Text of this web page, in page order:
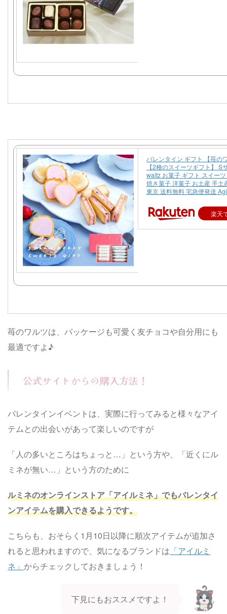
バレンタイン ギフト 【苺の
【2種のスイーツギフト】 S
waltz お菓子 ギフト スイー
焼き菓子 洋菓子 お土産 手土
東京 送料無料 宅急便発送
楽天
苺のワルツは、パッケージも可愛く友チョコや自分用にも
最適ですよ♪
公式サイトからの購入方法！
バレンタインイベントは、実際に行ってみると様々なアイ
テムとの出会いがあって楽しいのですが
「人の多いところはちょっと…」という方や、「近くにル
ミネが無い…」という方のために
ルミネのオンラインストア「アイルミネ」でもバレンタイ
ンアイテムを購入できるようです。
こちらも、おそらく1月10日以降に順次アイテムが追加さ
れると思われますので、気になるブランドは 「アイルミ
ネ」 からチェックしておきましょう！
下見にもおススメですよ！